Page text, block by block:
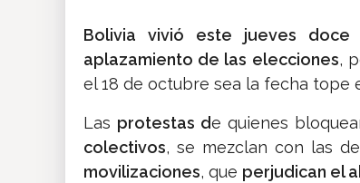
Bolivia vivió este jueves
aplazamiento de las elecciones,
el 18 de octubre sea la fecha tope
Las protestas de quienes
colectivos, se mezclan con las
movilizaciones, que perjudican el